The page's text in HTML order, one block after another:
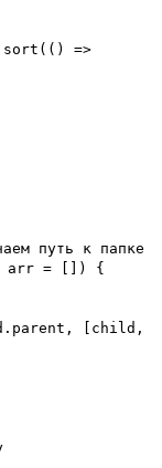
=>
путь к папке
arr = []) {
[child,